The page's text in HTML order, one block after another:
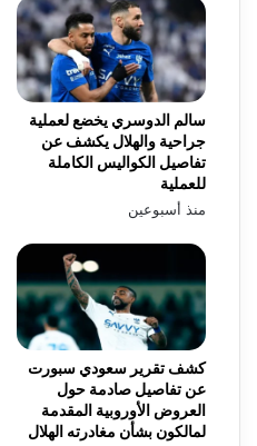
سالم الدوسري يخضع لعملية
جراحية والهلال يكشف عن
تفاصيل الكواليس الكاملة
للعملية
منذ أسبوعين
كشف تقرير سعودي سبورت
عن تفاصيل صادمة حول
العروض الأوروبية المقدمة
لمالكون بشأن مغادرته الهلال